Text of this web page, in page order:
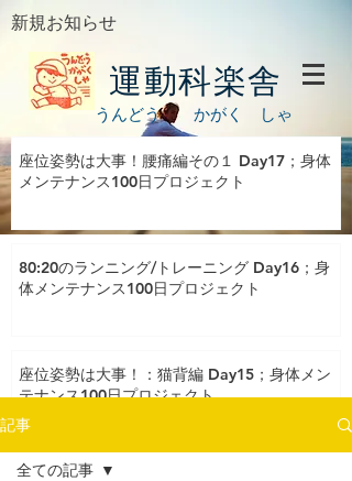
新規お知らせ
運動科楽舎
うんどう かがく しゃ
座位姿勢は大事！腰痛編その１ Day17；身体
メンテナンス100日プロジェクト
80:20のランニング/トレーニング Day16；身
体メンテナンス100日プロジェクト
座位姿勢は大事！：猫背編 Day15；身体メン
テナンス100日プロジェクト
記事
全ての記事